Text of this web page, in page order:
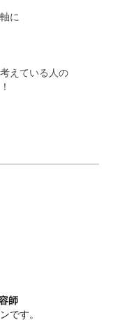
に
えている人の
師
です。